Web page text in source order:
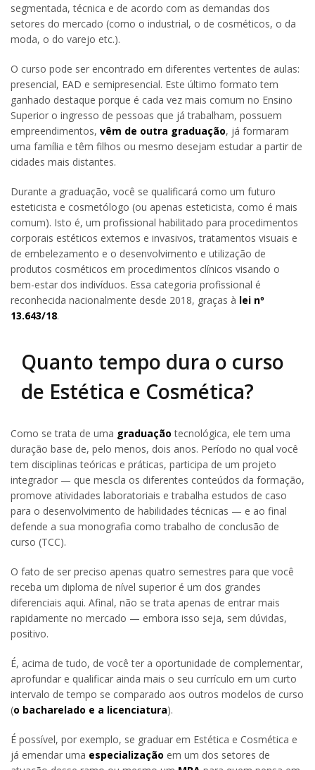
segmentada, técnica e de acordo com as demandas dos
setores do mercado (como o industrial, o de cosméticos, o da
moda, o do varejo etc.).
O curso pode ser encontrado em diferentes vertentes de aulas:
presencial, EAD e semipresencial. Este último formato tem
ganhado destaque porque é cada vez mais comum no Ensino
Superior o ingresso de pessoas que já trabalham, possuem
empreendimentos, vêm de outra graduação, já formaram
uma família e têm filhos ou mesmo desejam estudar a partir de
cidades mais distantes.
Durante a graduação, você se qualificará como um futuro
esteticista e cosmetólogo (ou apenas esteticista, como é mais
comum). Isto é, um profissional habilitado para procedimentos
corporais estéticos externos e invasivos, tratamentos visuais e
de embelezamento e o desenvolvimento e utilização de
produtos cosméticos em procedimentos clínicos visando o
bem-estar dos indivíduos. Essa categoria profissional é
reconhecida nacionalmente desde 2018, graças à lei nº
13.643/18.
Quanto tempo dura o curso
de Estética e Cosmética?
Como se trata de uma graduação tecnológica, ele tem uma
duração base de, pelo menos, dois anos. Período no qual você
tem disciplinas teóricas e práticas, participa de um projeto
integrador — que mescla os diferentes conteúdos da formação,
promove atividades laboratoriais e trabalha estudos de caso
para o desenvolvimento de habilidades técnicas — e ao final
defende a sua monografia como trabalho de conclusão de
curso (TCC).
O fato de ser preciso apenas quatro semestres para que você
receba um diploma de nível superior é um dos grandes
diferenciais aqui. Afinal, não se trata apenas de entrar mais
rapidamente no mercado — embora isso seja, sem dúvidas,
positivo.
É, acima de tudo, de você ter a oportunidade de complementar,
aprofundar e qualificar ainda mais o seu currículo em um curto
intervalo de tempo se comparado aos outros modelos de curso
(o bacharelado e a licenciatura).
É possível, por exemplo, se graduar em Estética e Cosmética e
já emendar uma especialização em um dos setores de